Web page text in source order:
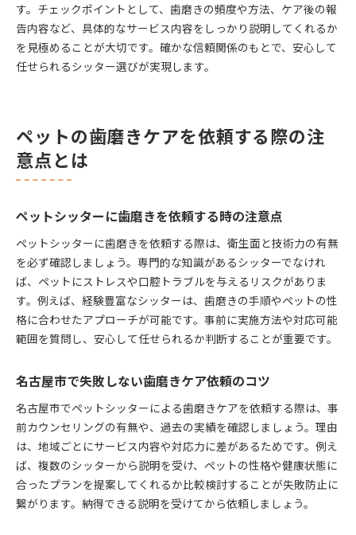
す。チェックポイントとして、歯磨きの頻度や方法、ケア後の報
告内容など、具体的なサービス内容をしっかり説明してくれるか
を見極めることが大切です。確かな信頼関係のもとで、安心して
任せられるシッター選びが実現します。
ペットの歯磨きケアを依頼する際の注
意点とは
ペットシッターに歯磨きを依頼する時の注意点
ペットシッターに歯磨きを依頼する際は、衛生面と技術力の有無
を必ず確認しましょう。専門的な知識があるシッターでなけれ
ば、ペットにストレスや口腔トラブルを与えるリスクがありま
す。例えば、経験豊富なシッターは、歯磨きの手順やペットの性
格に合わせたアプローチが可能です。事前に実施方法や対応可能
範囲を質問し、安心して任せられるか判断することが重要です。
名古屋市で失敗しない歯磨きケア依頼のコツ
名古屋市でペットシッターによる歯磨きケアを依頼する際は、事
前カウンセリングの有無や、過去の実績を確認しましょう。理由
は、地域ごとにサービス内容や対応力に差があるためです。例え
ば、複数のシッターから説明を受け、ペットの性格や健康状態に
合ったプランを提案してくれるか比較検討することが失敗防止に
繋がります。納得できる説明を受けてから依頼しましょう。